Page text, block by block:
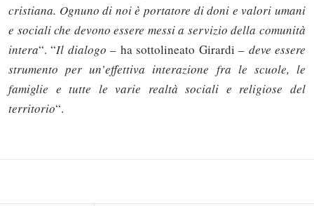
cristiana. Ognuno di noi è portatore di doni e valori umani
e sociali che devono essere messi a servizio della comunità
intera“. “Il dialogo – ha sottolineato Girardi – deve essere
strumento per un’effettiva interazione fra le scuole, le
famiglie e tutte le varie realtà sociali e religiose del
territorio“.
Solo gli utenti registrati possono
commentare!